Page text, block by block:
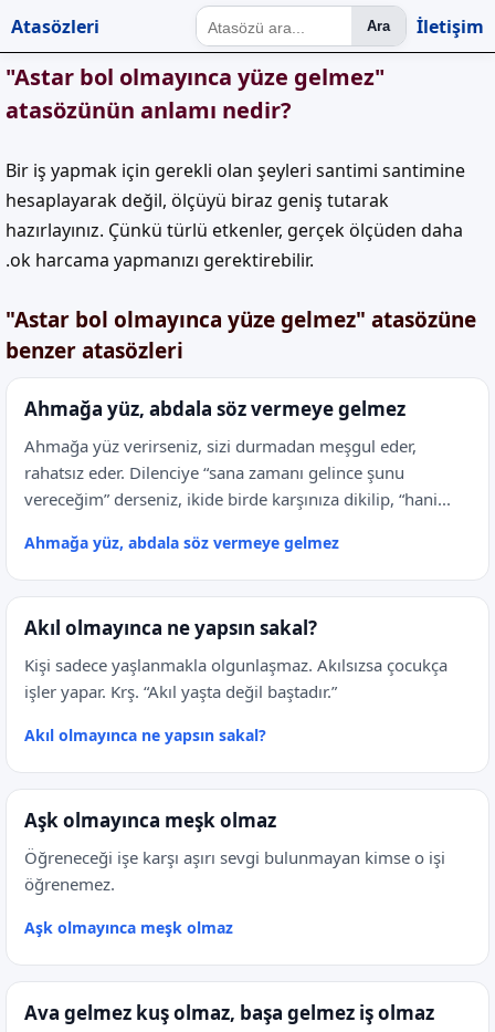
Atasözleri Ara İletişim
"Astar bol olmayınca yüze gelmez"
atasözünün anlamı nedir?
Bir iş yapmak için gerekli olan şeyleri santimi santimine
hesaplayarak değil, ölçüyü biraz geniş tutarak
hazırlayınız. Çünkü türlü etkenler, gerçek ölçüden daha
.ok harcama yapmanızı gerektirebilir.
"Astar bol olmayınca yüze gelmez" atasözüne
benzer atasözleri
Ahmağa yüz, abdala söz vermeye gelmez
Ahmağa yüz verirseniz, sizi durmadan meşgul eder,
rahatsız eder. Dilenciye “sana zamanı gelince şunu
vereceğim” derseniz, ikide birde karşınıza dikilip, “hani...
Ahmağa yüz, abdala söz vermeye gelmez
Akıl olmayınca ne yapsın sakal?
Kişi sadece yaşlanmakla olgunlaşmaz. Akılsızsa çocukça
işler yapar. Krş. “Akıl yaşta değil baştadır.”
Akıl olmayınca ne yapsın sakal?
Aşk olmayınca meşk olmaz
Öğreneceği işe karşı aşırı sevgi bulunmayan kimse o işi
öğrenemez.
Aşk olmayınca meşk olmaz
Ava gelmez kuş olmaz, başa gelmez iş olmaz